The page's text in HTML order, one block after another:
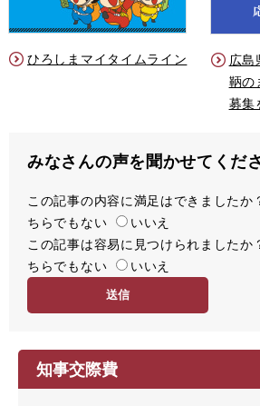
ひろしまマイタイムライン
広島
鞆の
募集
みなさんの声を聞かせてくだ
満
足
度
この記事の内容に満足はできました
ちらでもない
いいえ
容
易
この記事は容易に見つけられました
ちらでもない
いいえ
知事交際費